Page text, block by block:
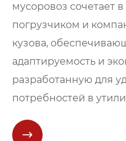
мусоровоз сочетает
погрузчиком и
кузова,
адаптируемость и
разработанную для
потребностей в
